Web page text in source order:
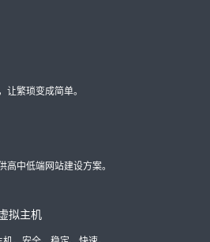
让繁琐变成简单。
高中低端网站建设方案。
拟主机